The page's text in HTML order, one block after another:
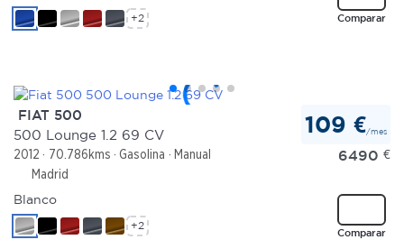
Comparar
+2
FIAT 500
500 Lounge 1.2 69 CV
2012 70.786kms Gasolina
Manual
Madrid
109 €/mes
6490 €
Comparar
Blanco
+2